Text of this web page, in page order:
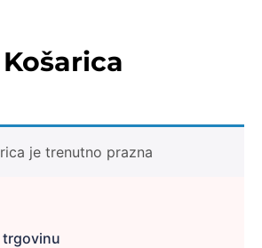
Košarica
je trenutno prazna
trgovinu